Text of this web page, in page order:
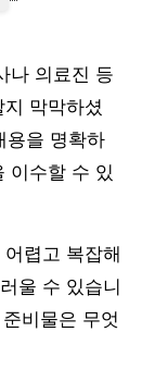
나 의료진 등
막막하셨
용을 명확하
이수할 수 있
렵고 복잡해
울 수 있습니
비물은 무엇